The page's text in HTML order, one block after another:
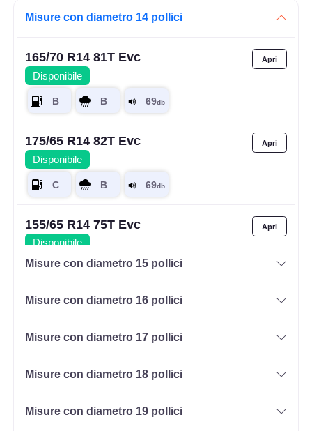
Misure con diametro 14 pollici
165/70 R14 81T Evc
Disponibile
175/65 R14 82T Evc
Disponibile
155/65 R14 75T Evc
Disponibile
175/65 R14 82H Evc
Disponibile
Misure con diametro 15 pollici
Misure con diametro 16 pollici
Misure con diametro 17 pollici
Misure con diametro 18 pollici
Misure con diametro 19 pollici